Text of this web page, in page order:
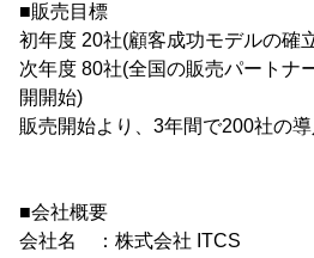
■販売目標
初年度 20社(顧客成功モデルの確
次年度 80社(全国の販売パートナ
開開始)
販売開始より、3年間で200社の
■会社概要
会社名 ：株式会社 ITCS